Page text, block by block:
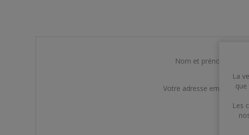
Nom et prénom
Votre adresse email
La
Les